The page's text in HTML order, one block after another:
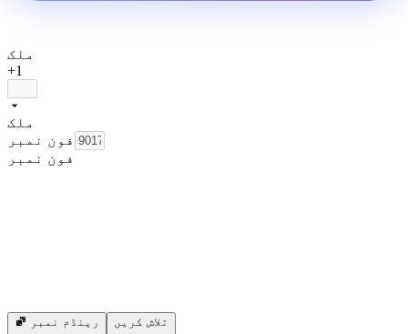
ملک
+1
ملک
فون نمبر
فون نمبر
رینڈم نمبر تلاش کریں